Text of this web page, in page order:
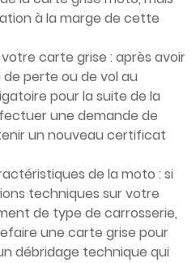
à la marge de cette
carte grise : après avoir
perte ou de vol au
pour la suite de la
une demande de
un nouveau certificat
de la moto : si
techniques sur votre
de type de carrosserie,
une carte grise pour
débridage technique qui